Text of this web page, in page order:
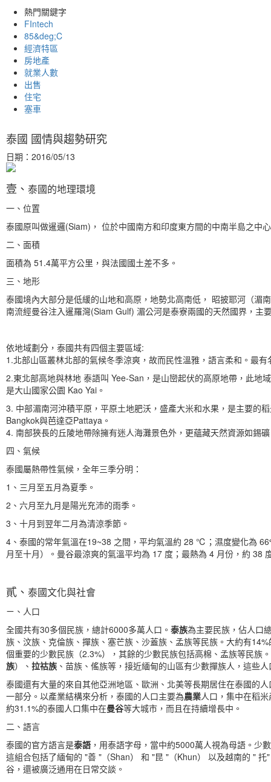
熱門關鍵字
FIntech
85&deg;C
經濟特區
房地產
就業人數
出售
住宅
塞車
泰國 國情與趨勢研究
日期：2016/05/13
壹、 泰國的地理環境
一、位置
泰國原叫做暹邏(Siam)， 位於中國南方和印度東方間的中南半島之中
二、面積
面積為 51.4萬平方公里，與法國國土差不多。
三、地形
泰國境內大部分是低緩的山地和高原，地勢北高南低， 昭披耶河（
南流經曼谷注入暹羅灣(Siam Gulf) 湄公河是泰寮兩國的天然國界，主
依地域劃分，泰國共有四個主要區域:
1.北部山區叢林北部的氣候冬季涼爽，故而民性溫雅，語言柔和。最
2.東北部高地與林地 泰語叫 Yee-San，是山巒起伏的高原地帶，此地
是大山國家公園 Kao Yai。
3. 中部湄南河沖積平原，平原土地肥沃，盛產大米和水果，是主要的
Bangkok與芭達亞Pattaya。
4. 南部狹長的丘陵地帶除擁有迷人海灘景色外，更蘊藏天然資源如錫
四、氣候
泰國屬熱帶性氣候，全年三季分明：
1、三月至五月為夏季。
2、六月至九月是陽光充沛的雨季。
3、十月到翌年二月為清涼季節。
4、泰國的常年氣溫在19~38 之間，平均氣溫約 28 ℃；濕度變化為
月至十月）。曼谷最涼爽的氣溫平均為 17 度；最熱為 4 月份，約 38
貳、 泰國文化與社會
ㄧ、人口
全國共有30多個民族，總計6000多萬人口。 泰族為主要民族，佔人口
族、汶族、克倫族、撣族、塞芒族、沙蓋族、孟族等民族。大約有
個重要的少數民族（2.3%），其餘的少數民族包括高棉、孟族等民族
族）、 拉祜族 、苗族、傜族等，接近緬甸的山區有少數撣族人，這些
泰國還有大量的來自其他亞洲地區、歐洲、北美等長期居住在泰國的
一部分。以產業結構來分析，泰國的人口主要為農業人口，集中在稻
約31.1%的泰國人口集中在曼谷等大城市，而且在持續增長中。
二、語言
泰國的官方語言是泰語 ，用泰語字母，當中約5000萬人視為母語。少
這組合包括了緬甸的 "善 "（Shan） 和 "昆 "（Khun） 以及越南的 "
谷，還被廣泛通用在日常交談。